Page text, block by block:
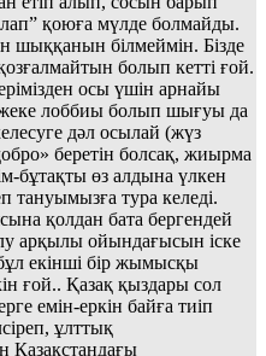
қоюға мүлде болмайды.
шыққанын білмеймін. Бізде
болып кетті ғой.
осы үшін арнайы
лоббиы болып шығуы да
дәл осылай (жүз
беретін болсақ, жиырма
бұтақты өз алдына үлкен
тануымызға тура келеді.
қолдан бата бергендей
арқылы ойындағысын іске
екінші бір жымысқы
ғой.. Қазақ қыздары сол
емін-еркін байға тиіп
ұлттық
Қазақстандағы